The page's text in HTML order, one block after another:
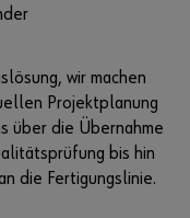
wir machen
Projektplanung
über die Übernahme
bis hin
die Fertigungslinie.